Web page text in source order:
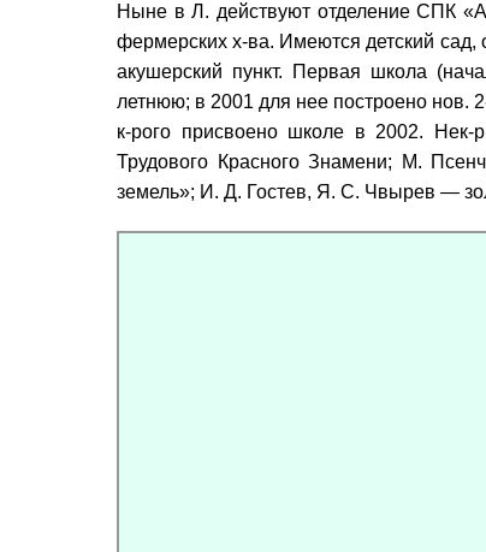
Ныне в Л. действуют отделение СПК
фермерских х-ва. Имеются детский сад,
акушерский пункт. Первая школа
летнюю; в 2001 для нее построено
к-рого присвоено школе в 2002.
Трудового Красного Знамени; М.
земель»; И. Д. Гостев, Я. С. Чвырев —